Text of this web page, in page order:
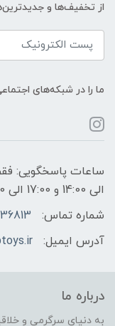
از تخفیف‌ها و
ما را در شبکه‌های
الی 14:00 و 17:00 الی 21:00
شماره تماس:
023-
آدرس ایمیل:
درباره ما
به دنیای سرگرمی و